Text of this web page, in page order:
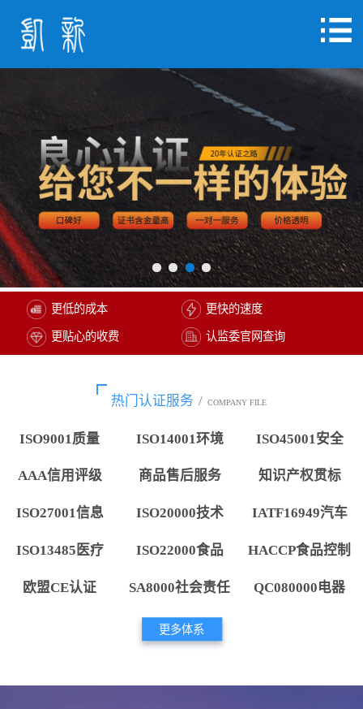
更低的成本 更快的速度
更贴心的收费 认监委官网查询
热门认证服务 / COMPANY FILE
ISO9001质量 ISO14001环境 ISO45001安全
AAA信用评级 商品售后服务 知识产权贯标
ISO27001信息 ISO20000技术 IATF16949汽车
ISO13485医疗 ISO22000食品 HACCP食品控制
欧盟CE认证 SA8000社会责任 QC080000电器
更多体系